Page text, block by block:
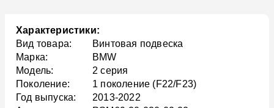
Характеристики:
Вид товара:
Винтовая подвеска
Марка:
BMW
Модель:
2 серия
Поколение:
1 поколение (F22/F23)
Год выпуска:
2013-2022